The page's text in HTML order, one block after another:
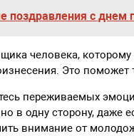
поздравления с днем
человека,
Это поможет
переживаемых
в одну сторону,
внимание от